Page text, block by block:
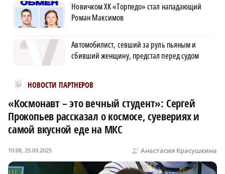
Новичком ХК «Торпедо» стал нападающий
Роман Максимов
Автомобилист, севший за руль пьяным и
сбивший женщину, предстал перед судом
НОВОСТИ ПАРТНЕРОВ
Новости МирТесен
«Космонавт – это вечный студент»: Сергей
Прокопьев рассказал о космосе, суевериях и
самой вкусной еде на МКС
Анастасия Красушкина
10:08, 25.09.2025